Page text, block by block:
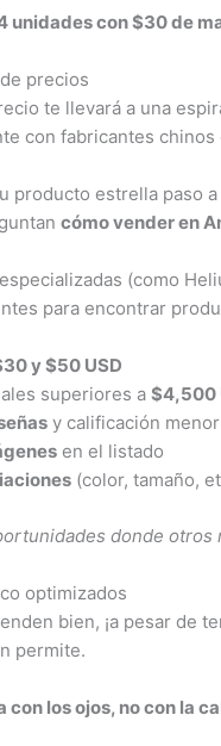
unidades con $30 de
precios
te llevará a una
con fabricantes
producto estrella paso a
cómo vender en
(como
para encontrar
y $50 USD
superiores a $4,500
y calificación
en el listado
(color, tamaño,
donde
optimizados
bien, ¡a pesar de
permite.
con los ojos, no con la